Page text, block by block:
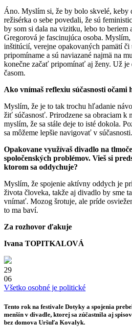
Áno. Myslím si, že by bolo skvelé, keby
režisérka o sebe povedali, že sú
by som si dala na vizitku, lebo to beriem
Gregorová je fascinujúca osoba.
inštitúcií, verejne opakovaných pamätí či
pripomíname a sú naviazané najmä na
konečne začať pripomínať aj ženy. Už je
časom.
Ako vnímaš reflexiu súčasnosti očami
Myslím, že je to tak trochu hľadanie
žiť súčasnosť. Prirodzene sa obraciam k
myslím, že sa stále deje to isté dokola.
sa môžeme lepšie navigovať v súčasnosti.
Opakovane využívaš divadlo na
spoločenských problémov. Vieš si
ktorom sa oddychuje?
Myslím, že spojenie aktívny oddych je
života človeka, takže aj divadlo by sme
vnímať. Mozog šrotuje, ale príde
to ma baví.
Za rozhovor ďakuje
Ivana TOPITKALOVÁ
29
06
Všetko osobné je politické
Tento rok na festivale Dotyky a spojenia
menšín v divadle, ktorej sa zúčastnila aj
bez domova Uršuľa Kovalyk.